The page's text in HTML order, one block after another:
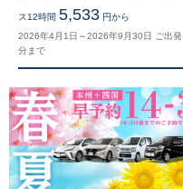
ス12時間 5,533 円から
2026年4月1日～2026年9月30日 ご出発
分まで